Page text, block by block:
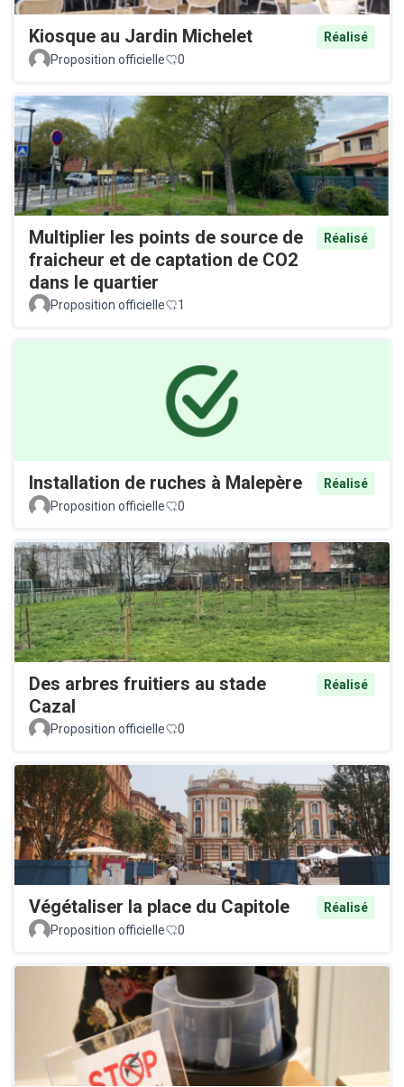
Kiosque au Jardin Michelet
Réalisé
Proposition officielle
0
Multiplier les points de source de
fraicheur et de captation de CO2
dans le quartier
Réalisé
Proposition officielle 1
Installation de ruches à Malepère
Réalisé
Proposition officielle
0
Des arbres fruitiers au stade
Cazal
Réalisé
Proposition officielle 0
Végétaliser la place du Capitole
Réalisé
Proposition officielle
0